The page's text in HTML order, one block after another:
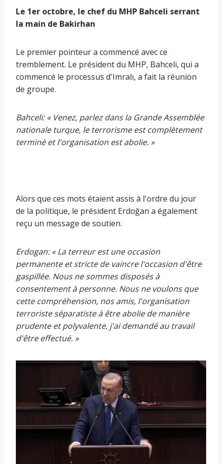
Le 1er octobre, le chef du MHP Bahceli serrant
la main de Bakirhan
Le premier pointeur a commencé avec ce
tremblement. Le président du MHP, Bahceli, qui a
commencé le processus d'Imralı, a fait la réunion
de groupe.
Bahceli: « Venez, parlez dans la Grande Assemblée
nationale turque, le terrorisme est complètement
terminé et l'organisation est abolie. »
Alors que ces mots étaient assis à l'ordre du jour
de la politique, le président Erdoğan a également
reçu un message de soutien.
Erdogan: « La terreur est une occasion
permanente et stricte de vaincre l'occasion d'être
gaspillée. Nous ne sommes disposés à
consentement à personne. Nous ne voulons que
cette compréhension, nos amis, l'organisation
terroriste séparatiste à être abolie de manière
prudente et polyvalente, j'ai demandé au travail
d'être effectué. »